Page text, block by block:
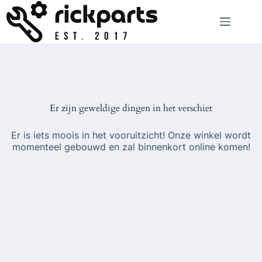
naar
de
inhoud
Er zijn geweldige dingen in het verschiet
Er is iets moois in het vooruitzicht! Onze winkel wordt
momenteel gebouwd en zal binnenkort online komen!